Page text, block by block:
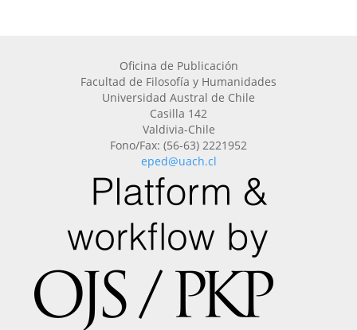
Oficina de Publicación
Facultad de Filosofía y Humanidades
Universidad Austral de Chile
Casilla 142
Valdivia-Chile
Fono/Fax: (56-63) 2221952
eped@uach.cl